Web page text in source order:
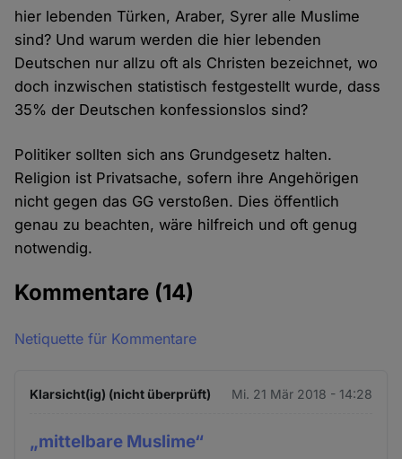
hier lebenden Türken, Araber, Syrer alle Muslime
sind? Und warum werden die hier lebenden
Deutschen nur allzu oft als Christen bezeichnet, wo
doch inzwischen statistisch festgestellt wurde, dass
35% der Deutschen konfessionslos sind?
Politiker sollten sich ans Grundgesetz halten.
Religion ist Privatsache, sofern ihre Angehörigen
nicht gegen das GG verstoßen. Dies öffentlich
genau zu beachten, wäre hilfreich und oft genug
notwendig.
Kommentare (14)
Netiquette für Kommentare
Klarsicht(ig) (nicht überprüft) Mi. 21 Mär 2018 - 14:28
„mittelbare Muslime“